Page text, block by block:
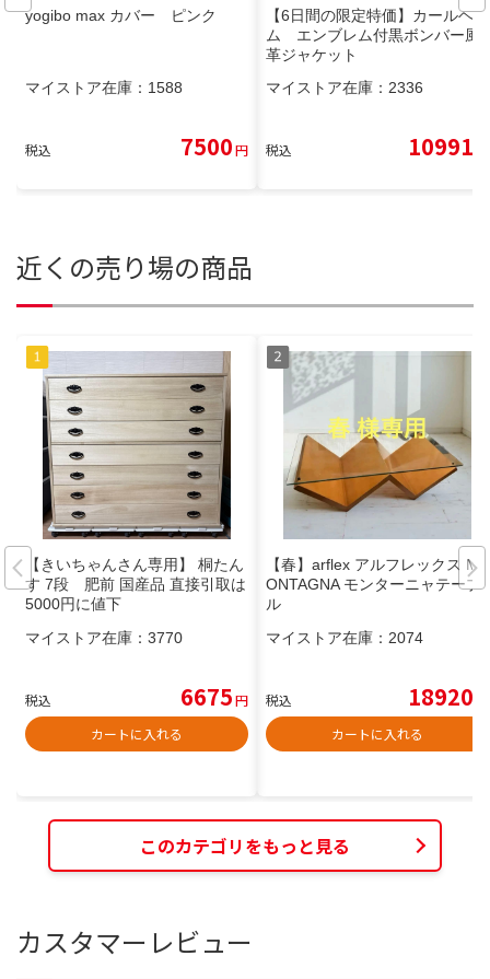
yogibo max カバー ピンク
マイストア在庫： 1588
税込 7500円
【6日間の限定特価】カールヘル
ム エンブレム付黒ボンバー風
革ジャケット
マイストア在庫： 2336
税込 10991
近くの売り場の商品
【きいちゃんさん専用】 桐たん
す 7段 肥前 国産品 直接引取は
5000円に値下
マイストア在庫： 3770
税込 6675円
カートに入れる
【春】arflex アルフレックス M
ONTAGNA モンターニャテーブ
ル
マイストア在庫： 2074
税込 18920
カートに入れる
このカテゴリをもっと見る
カスタマーレビュー